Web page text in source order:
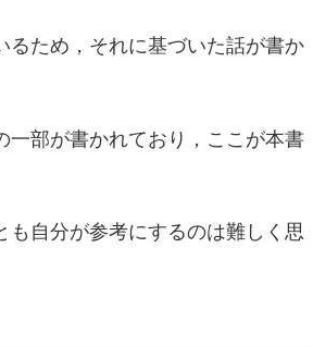
るため，それに基づいた話が書か
一部が書かれており，ここが本書
自分が参考にするのは難しく思